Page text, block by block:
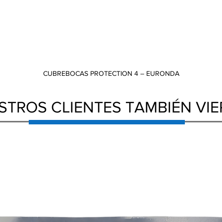
Vista rápida
CUBREBOCAS PROTECTION 4 – EURONDA
CLIENTES TAMBIÉN